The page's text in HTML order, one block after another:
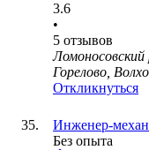
3.6
•
5 отзывов
Горелово,
Откликнуться
Инженер-
Без опыта